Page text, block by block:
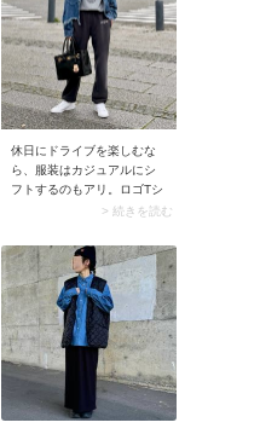
の強い場所でのバーベキュ
ーならキャップも忘れず持
参しましょう。
休日にドライブを楽しむな
ら、服装はカジュアルにシ
フトするのもアリ。ロゴTシ
ャツ×デニムシャツの重ね着
すぐに温度調節できるから
便利です。サングラスやア
クセサリーなど小物をプラ
スするのがおしゃれ見えの
コツ。上品さがキープで
き、ラフすぎる印象を回避
できます。
> 続きを読む